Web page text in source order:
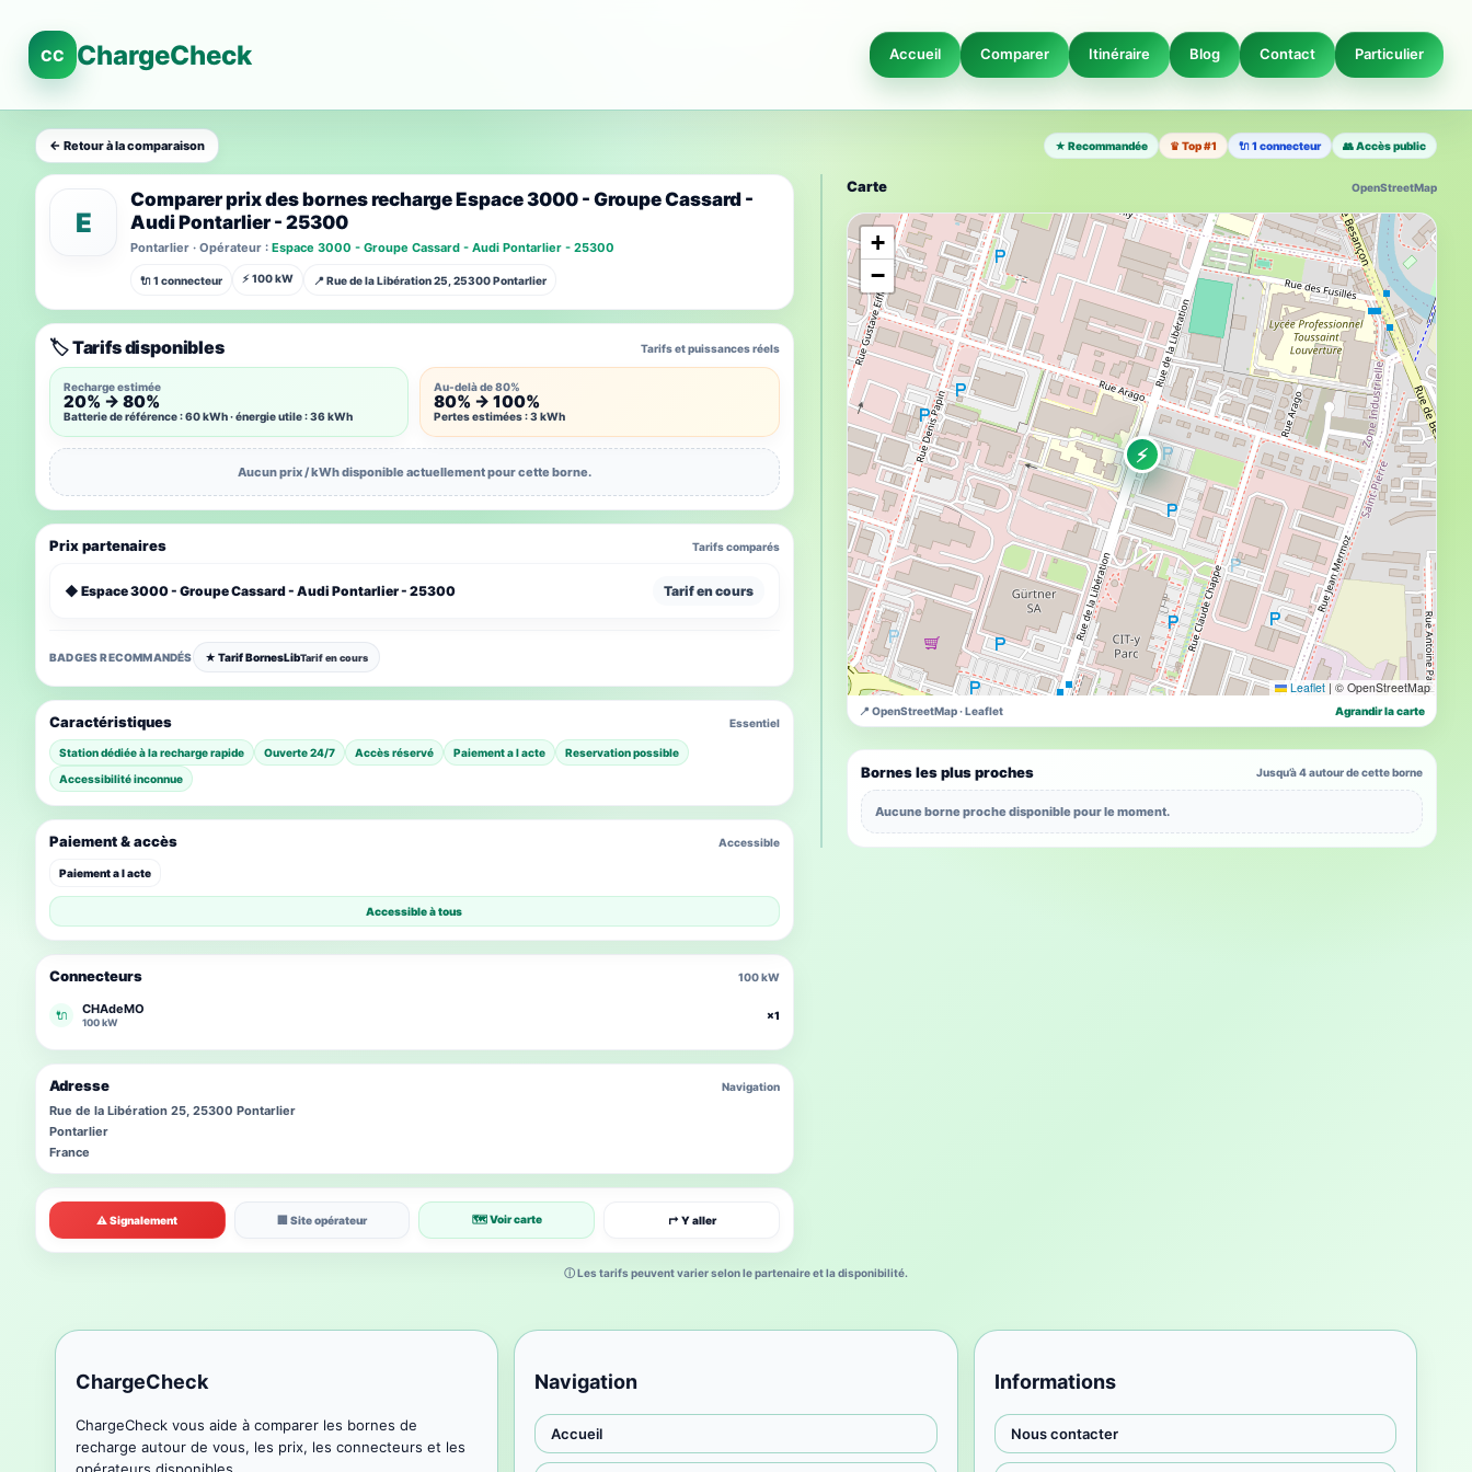
CC ChargeCheck Accueil Comparer Itinéraire Blog Contact Particulier
← Retour à la comparaison ★ Recommandée ♛ Top #1 🔌 1 connecteur 👥 Accès public
E
Comparer prix des bornes recharge Espace 3000 - Groupe Cassard -
Audi Pontarlier - 25300
Pontarlier · Opérateur : Espace 3000 - Groupe Cassard - Audi Pontarlier - 25300
🔌 1 connecteur ⚡ 100 kW 📍 Rue de la Libération 25, 25300 Pontarlier
Carte OpenStreetMap
⚡
+
−
Leaflet | © OpenStreetMap
📍 OpenStreetMap · Leaflet Agrandir la carte
Bornes les plus proches Jusqu’à 4 autour de cette borne
Aucune borne proche disponible pour le moment.
🏷️ Tarifs disponibles Tarifs et puissances réels
Recharge estimée
20% → 80%
Batterie de référence : 60 kWh · énergie utile : 36 kWh
Au-delà de 80%
80% → 100%
Pertes estimées : 3 kWh
Aucun prix / kWh disponible actuellement pour cette borne.
Prix partenaires Tarifs comparés
◆ Espace 3000 - Groupe Cassard - Audi Pontarlier - 25300 Tarif en cours
BADGES RECOMMANDÉS ★ Tarif BornesLibTarif en cours
⚠ Signalement 🏢 Site opérateur 🗺 Voir carte ↱ Y aller
Caractéristiques Essentiel
Station dédiée à la recharge rapide Ouverte 24/7 Accès réservé Paiement a l acte
Reservation possible
Accessibilité inconnue
Connecteurs 100 kW
🔌 CHAdeMO
100 kW
×1
Paiement & accès Accessible
Paiement a l acte
Accessible à tous
Adresse Navigation
Rue de la Libération 25, 25300 Pontarlier
Pontarlier
France
ⓘ Les tarifs peuvent varier selon le partenaire et la disponibilité.
ChargeCheck
ChargeCheck vous aide à comparer les bornes de
recharge autour de vous, les prix, les connecteurs et les
Navigation
Accueil
Informations
Nous contacter